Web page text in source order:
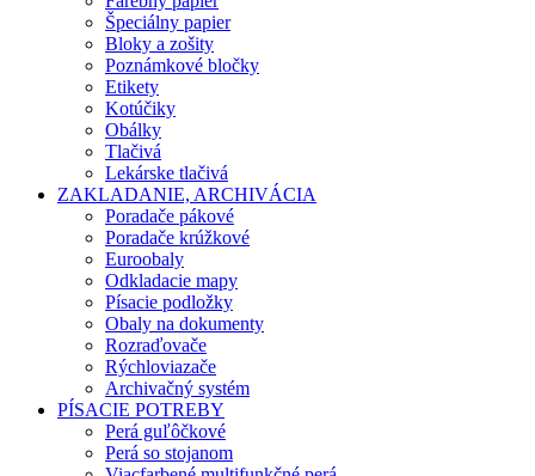
Špeciálny papier
Bloky a zošity
Poznámkové bločky
Etikety
Kotúčiky
Obálky
Tlačivá
Lekárske tlačivá
ZAKLADANIE, ARCHIVÁCIA
Poradače pákové
Poradače krúžkové
Euroobaly
Odkladacie mapy
Písacie podložky
Obaly na dokumenty
Rozraďovače
Rýchloviazače
Archivačný systém
PÍSACIE POTREBY
Perá guľôčkové
Perá so stojanom